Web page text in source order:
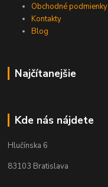
Obchodné podmienky
Kontakty
Blog
Najčítanejšie
Kde nás nájdete
Hlučínska 6
83103 Bratislava